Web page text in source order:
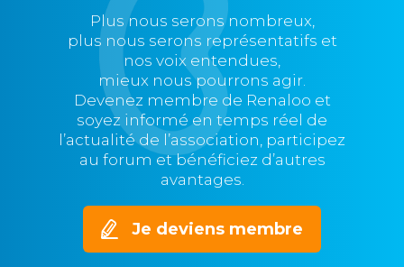
Plus nous serons nombreux,
plus nous serons représentatifs et
nos voix entendues,
mieux nous pourrons agir.
Devenez membre de Renaloo et
soyez informé en temps réel de
l’actualité de l’association, participez
au forum et bénéficiez d’autres
avantages.
Je deviens membre